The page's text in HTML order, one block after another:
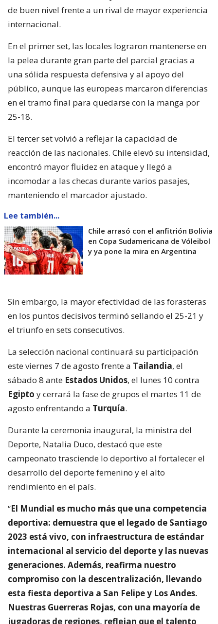
de buen nivel frente a un rival de mayor experiencia
internacional.
En el primer set, las locales lograron mantenerse en
la pelea durante gran parte del parcial gracias a
una sólida respuesta defensiva y al apoyo del
público, aunque las europeas marcaron diferencias
en el tramo final para quedarse con la manga por
25-18.
El tercer set volvió a reflejar la capacidad de
reacción de las nacionales. Chile elevó su intensidad,
encontró mayor fluidez en ataque y llegó a
incomodar a las checas durante varios pasajes,
manteniendo el marcador ajustado.
Lee también...
Chile arrasó con el anfitrión Bolivia
en Copa Sudamericana de Vóleibol
y ya pone la mira en Argentina
Sin embargo, la mayor efectividad de las forasteras
en los puntos decisivos terminó sellando el 25-21 y
el triunfo en sets consecutivos.
La selección nacional continuará su participación
este viernes 7 de agosto frente a Tailandia, el
sábado 8 ante Estados Unidos, el lunes 10 contra
Egipto y cerrará la fase de grupos el martes 11 de
agosto enfrentando a Turquía.
Durante la ceremonia inaugural, la ministra del
Deporte, Natalia Duco, destacó que este
campeonato trasciende lo deportivo al fortalecer el
desarrollo del deporte femenino y el alto
rendimiento en el país.
“El Mundial es mucho más que una competencia
deportiva: demuestra que el legado de Santiago
2023 está vivo, con infraestructura de estándar
internacional al servicio del deporte y las nuevas
generaciones. Además, reafirma nuestro
compromiso con la descentralización, llevando
esta fiesta deportiva a San Felipe y Los Andes.
Nuestras Guerreras Rojas, con una mayoría de
jugadoras de regiones, reflejan que el talento